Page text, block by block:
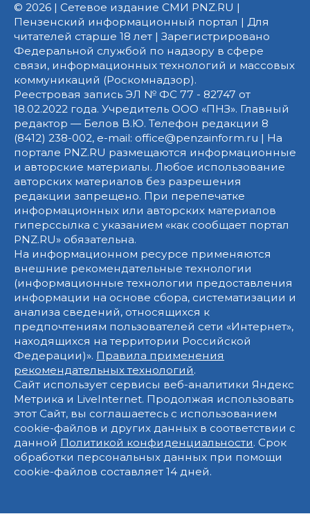
© 2026 | Сетевое издание СМИ PNZ.RU |
Пензенский информационный портал | Для
читателей старше 18 лет | Зарегистрировано
Федеральной службой по надзору в сфере
связи, информационных технологий и массовых
коммуникаций (Роскомнадзор).
Реестровая запись ЭЛ № ФС 77 - 82747 от
18.02.2022 года. Учредитель ООО «ПНЗ». Главный
редактор — Белов В.Ю. Телефон редакции 8
(8412) 238-002, e-mail: office@penzainform.ru | На
портале PNZ.RU размещаются информационные
и авторские материалы. Любое использование
авторских материалов без разрешения
редакции запрещено. При перепечатке
информационных или авторских материалов
гиперссылка с указанием «как сообщает портал
PNZ.RU» обязательна.
На информационном ресурсе применяются
внешние рекомендательные технологии
(информационные технологии предоставления
информации на основе сбора, систематизации и
анализа сведений, относящихся к
предпочтениям пользователей сети «Интернет»,
находящихся на территории Российской
Федерации)». Правила применения
рекомендательных технологий.
Сайт использует сервисы веб-аналитики Яндекс
Метрика и LiveInternet. Продолжая использовать
этот Сайт, вы соглашаетесь с использованием
cookie-файлов и других данных в соответствии с
данной Политикой конфиденциальности. Срок
обработки персональных данных при помощи
cookie-файлов составляет 14 дней.